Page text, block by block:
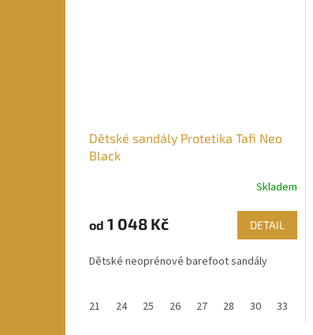
Dětské sandály Protetika Tafi Neo
Black
Skladem
od 1 048 Kč DETAIL
Dětské neoprénové barefoot sandály
21 24 25 26 27 28 30 33